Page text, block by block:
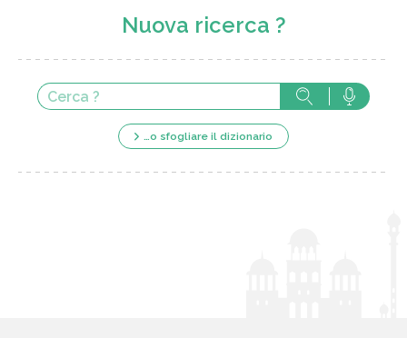
Nuova ricerca ?
…o sfogliare il dizionario